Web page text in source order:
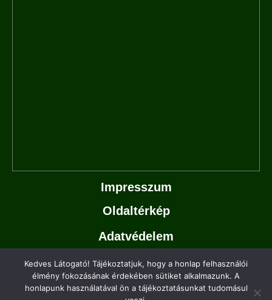
Impresszum
Oldaltérkép
Adatvédelem
Készítette:
Kedves Látogató! Tájékoztatjuk, hogy a honlap felhasználói
élmény fokozásának érdekében sütiket alkalmazunk. A
honlapunk használatával ön a tájékoztatásunkat tudomásul